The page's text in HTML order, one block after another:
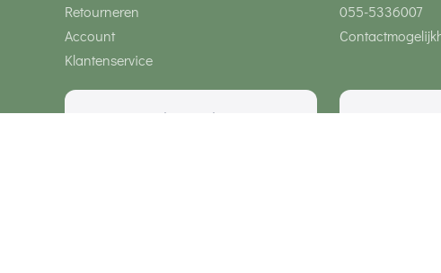
Retourneren
Account
Klantenservice
055-5336007
Wij zijn bereikbaar via